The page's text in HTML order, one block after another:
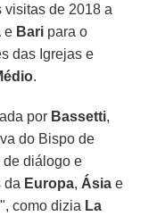
visitas de 2018 a
e Bari para o
das Igrejas e
.
por Bassetti,
do Bispo de
de diálogo e
da Europa, Ásia e
como dizia La